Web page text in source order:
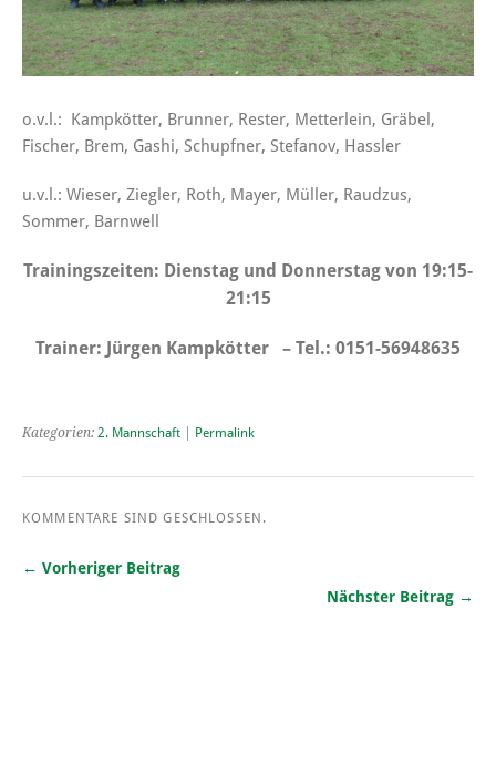
o.v.l.: Kampkötter, Brunner, Rester, Metterlein, Gräbel,
Fischer, Brem, Gashi, Schupfner, Stefanov, Hassler
u.v.l.: Wieser, Ziegler, Roth, Mayer, Müller, Raudzus,
Sommer, Barnwell
Trainingszeiten: Dienstag und Donnerstag von 19:15-
21:15
Trainer: Jürgen Kampkötter – Tel.: 0151-56948635
Kategorien: 2. Mannschaft Permalink
KOMMENTARE SIND GESCHLOSSEN.
← Vorheriger Beitrag
Nächster Beitrag →